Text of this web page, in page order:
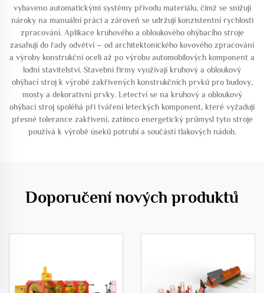
vybaveno automatickými systémy přívodu materiálu, čímž se snižují
nároky na manuální práci a zároveň se udržují konzistentní rychlosti
zpracování. Aplikace kruhového a obloukového ohýbacího stroje
zasahují do řady odvětví – od architektonického kovového zpracování
a výroby konstrukční oceli až po výrobu automobilových komponent a
lodní stavitelství. Stavební firmy využívají kruhový a obloukový
ohýbací stroj k výrobě zakřivených konstrukčních prvků pro budovy,
mosty a dekorativní prvky. Letectví se na kruhový a obloukový
ohýbací stroj spoléhá při tváření leteckých komponent, které vyžadují
přesné tolerance zakřivení, zatímco energetický průmysl tyto stroje
používá k výrobě úseků potrubí a součástí tlakových nádob.
Doporučení nových produktů